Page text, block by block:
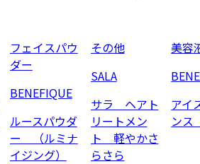
フェイスパウ
ダー
BENEFIQUE
ルースパウダ
ー （ルミナ
イジング）
その他
SALA
サラ ヘアト
リートメン
ト 軽やかさ
らさら
美容
アイ
ン